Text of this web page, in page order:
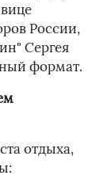
России,
Сергея
формат.
отдыха,